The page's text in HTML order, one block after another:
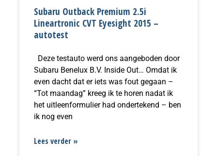
Subaru Outback Premium 2.5i
Lineartronic CVT Eyesight 2015 –
autotest
Deze testauto werd ons aangeboden door
Subaru Benelux B.V. Inside Out… Omdat ik
even dacht dat er iets was fout gegaan –
“Tot maandag” kreeg ik te horen nadat ik
het uitleenformulier had ondertekend – ben
ik nog even
Lees verder »